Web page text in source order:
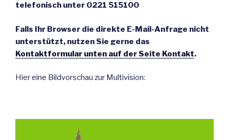
telefonisch unter 0221 515100
Falls Ihr Browser die direkte E-Mail-Anfrage nicht
unterstützt, nutzen Sie gerne das
Kontaktformular unten auf der Seite Kontakt.
Hier eine Bildvorschau zur Multivision: